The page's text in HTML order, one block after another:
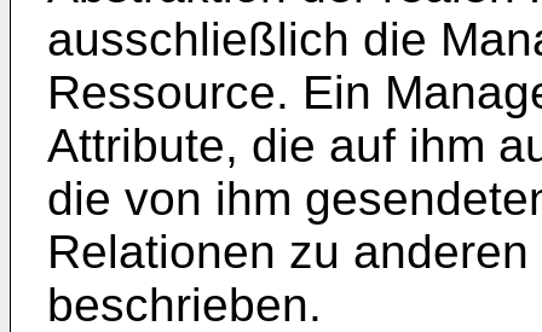
ausschließlich die
Ressource. Ein
Attribute, die auf ihm
die von ihm
Relationen zu
beschrieben.